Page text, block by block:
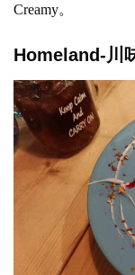
Creamy。
Homeland-川